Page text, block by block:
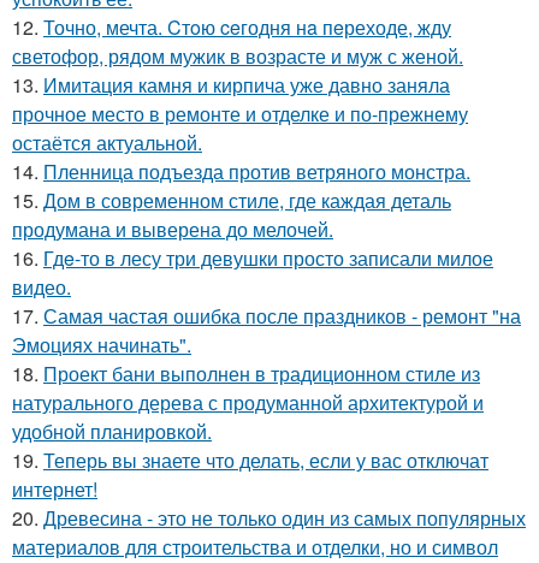
12. Точно, мечта. Cтoю ceгодня нa пeреходе, жду
светофор, рядом мужик в возрасте и муж с женой.
13. Имитация камня и кирпича уже давно заняла
прочное место в ремонте и отделке и по-прежнему
остаётся актуальной.
14. Пленница подъезда против ветряного монстра.
15. Дом в современном стиле, где каждая деталь
продумана и выверена до мелочей.
16. Гдe-то в лесу три девушки просто записали милое
видео.
17. Самая частая ошибка после праздников - ремонт "на
Эмоциях начинать".
18. Проект бани выполнен в традиционном стиле из
натурального дерева с продуманной архитектурой и
удобной планировкой.
19. Теперь вы знаете что делать, если у вас отключат
интернет!
20. Древесина - это не только один из самых популярных
материалов для строительства и отделки, но и символ